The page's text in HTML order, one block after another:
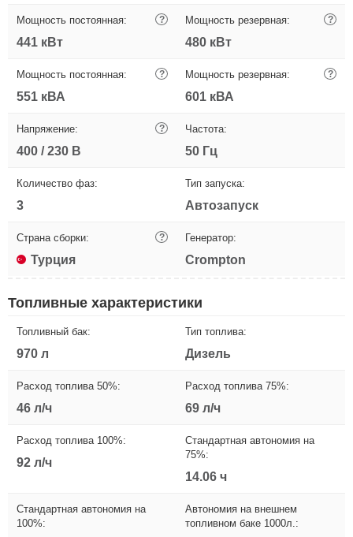
Мощность постоянная: ?
441 кВт
Мощность резервная: ?
480 кВт
Мощность постоянная: ?
551 кВА
Мощность резервная: ?
601 кВА
Напряжение: ?
400 / 230 В
Частота:
50 Гц
Количество фаз:
3
Тип запуска:
Автозапуск
Страна сборки: ?
Турция
Генератор:
Crompton
Топливные характеристики
Топливный бак:
970 л
Тип топлива:
Дизель
Расход топлива 50%:
46 л/ч
Расход топлива 75%:
69 л/ч
Расход топлива 100%:
92 л/ч
Стандартная автономия на
75%:
14.06 ч
Стандартная автономия на
100%:
Автономия на внешнем
топливном баке 1000л.: